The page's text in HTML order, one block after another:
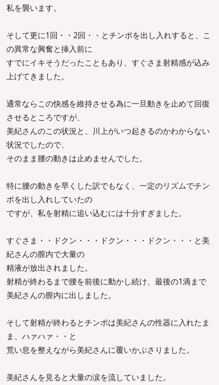
私を襲います。
そして更に1回・・2回・・とチンポを出し入れすると、こ
の異常な興奮と挿入前に
すでにイキそうだったこともあり、すぐさま射精感が込み
上げてきました。
通常ならこの快感を維持させる為に一旦動きを止めて回復
させるところですが、
美紀さんのこの状況と、川上がいつ起きるのかわからない
状況でしたので、
そのまま腰の動きは止めませんでした。
特に腰の動きを早くした訳でもなく、一定のリズムでチン
ポを出し入れしていたの
ですが、私を射精に追い込むには十分すぎました。
すぐさま・・ドクン・・・ドクン・・・ドクン・・・と美
紀さんの膣内で大量の
精液が放出されました。
射精が終わるまで腰を前後に動かし続け、最後の1滴まで
美紀さんの膣内に出しました。
そして射精が終わるとチンポは美紀さんの性器に入れたま
ま、ハァハァ・・と
荒い息を整えながら美紀さんに覆いかぶさりました。
美紀さんを見ると大量の涙を流していました。